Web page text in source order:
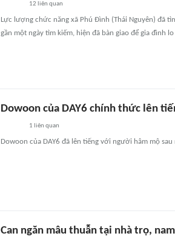
12 liên quan
Lực lượng chức năng xã Phú Đình (Thái Nguyên) đã
gần một ngày tìm kiếm, hiện đã bàn giao để gia đình
Dowoon của DAY6 chính thức lên
1 liên quan
Dowoon của DAY6 đã lên tiếng với người hâm mộ
Can ngăn mâu thuẫn tại nhà trọ,